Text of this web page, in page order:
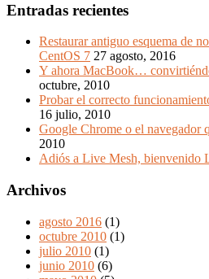
Entradas recientes
Restaurar antiguo esquema de
CentOS 7 27 agosto, 2016
Y ahora MacBook…
octubre, 2010
Probar el correcto
16 julio, 2010
Google Chrome o el navegador
2010
Adiós a Live Mesh, bienvenido
Archivos
agosto 2016 (1)
octubre 2010 (1)
julio 2010 (1)
junio 2010 (6)